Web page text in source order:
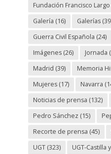
Fundación Francisco
Galería (16) Galerías
Guerra Civil Española (24)
Imágenes(26) Jornada
Madrid (39) Memoria
Mujeres(17) Navarra
Noticias de prensa (132)
Pedro Sánchez (15)
Recorte de prensa (45)
UGT(323) UGT-Castilla